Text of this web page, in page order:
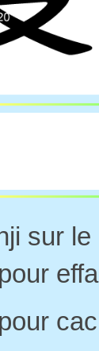
sur
pour
pour